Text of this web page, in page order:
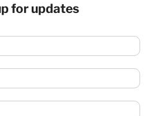
for updates